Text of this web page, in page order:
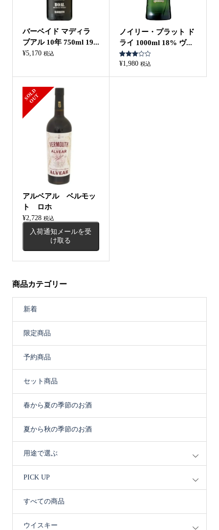
バーベイド マディラ
ブアル 10年 750ml 19...
¥5,170 税込
ノイリー・プラット ド
ライ 1000ml 18% ヴ...
1
件の利
用者評
¥1,980 税込
S
O
L
D
O
U
T
アルベアル ベルモッ
ト ロホ
¥2,728 税込
入荷通知メールを受
け取る
商品カテゴリー
新着
限定商品
予約商品
セット商品
春から夏の季節のお酒
夏から秋の季節のお酒
用途で選ぶ
PICK UP
すべての商品
ウイスキー